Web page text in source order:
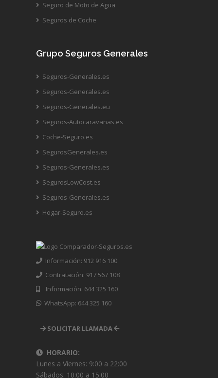
Seguro de Moto de Agua
Seguros de Coche
Grupo Seguros Generales
Seguros-Generales.es
Seguros-Generales.es
Seguros-Generales.eu
Seguros-Autocaravanas.es
Coche-Seguro.es
SegurosGenerales.es
Seguros-Generales.es
SegurosLowCost.es
Seguros-Generales.es
Hogar-Seguro.es
Información: 912 916 100
Contratación: 917 567 108
Información: 644 325 160
WhatsApp: 644 325 160
SOLICITAR LLAMADA
HORARIO:
Lunes a Viernes: 9:00 a 22:00
Sábados: 10:00 a 15:00